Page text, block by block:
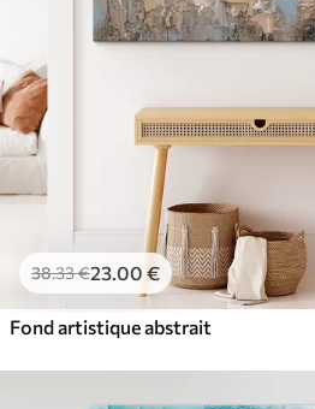
38.33€23.00 €
Fond artistique abstrait